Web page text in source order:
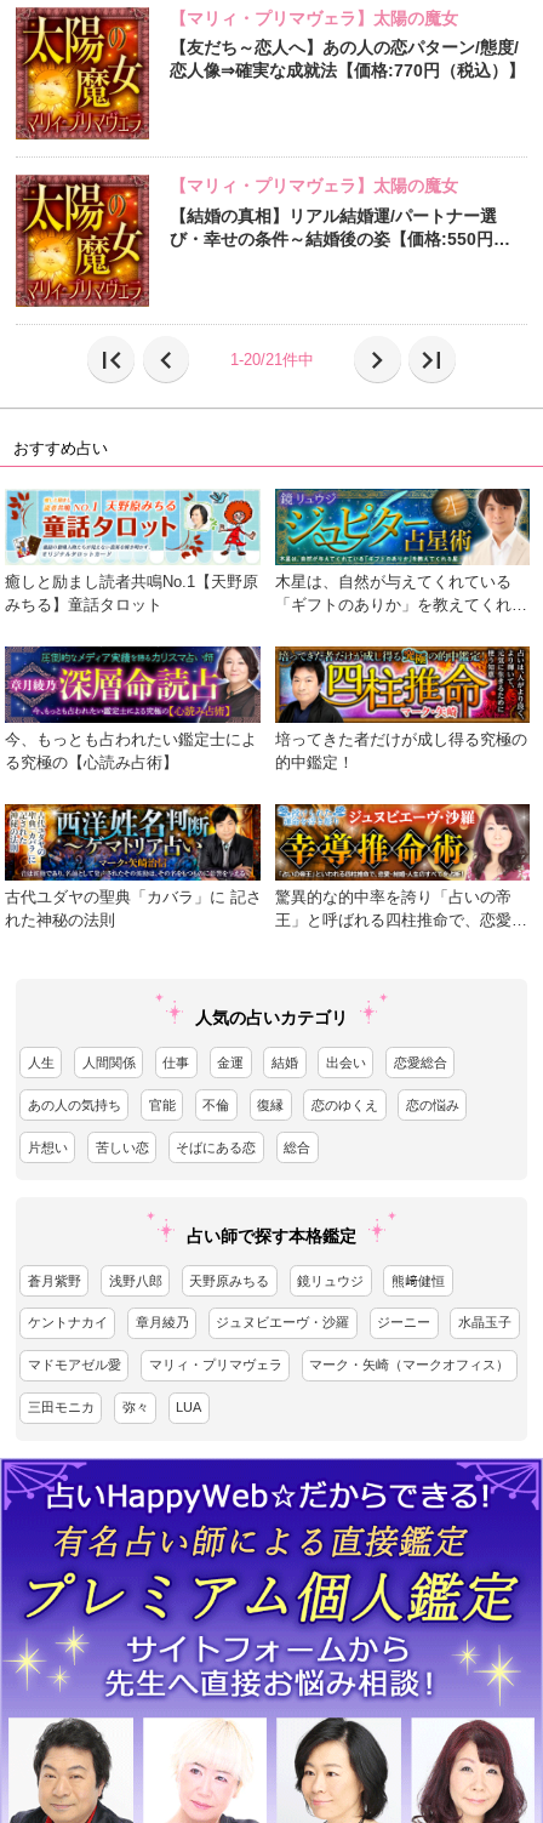
【マリィ・プリマヴェラ】太陽の魔女
【友だち～恋人へ】あの人の恋パターン/態度/
恋人像⇒確実な成就法【価格:770円（税込）】
【マリィ・プリマヴェラ】太陽の魔女
【結婚の真相】リアル結婚運/パートナー選
び・幸せの条件～結婚後の姿【価格:550円
first_page chevron_left 1-20/21件中 chevron_right last_page
おすすめ占い
癒しと励まし読者共鳴No.1【天野原
みちる】童話タロット
木星は、自然が与えてくれている
「ギフトのありか」を教えてくれる
今、もっとも占われたい鑑定士によ
る究極の【心読み占術】
培ってきた者だけが成し得る究極の
的中鑑定！
古代ユダヤの聖典「カバラ」に 記さ
れた神秘の法則
驚異的な的中率を誇り「占いの帝
王」と呼ばれる四柱推命で、恋愛・
人気の占いカテゴリ
人生 人間関係 仕事 金運 結婚 出会い 恋愛総合
あの人の気持ち 官能 不倫 復縁 恋のゆくえ 恋の悩み
片想い 苦しい恋 そばにある恋 総合
占い師で探す本格鑑定
蒼月紫野 浅野八郎 天野原みちる 鏡リュウジ 熊﨑健恒
ケントナカイ 章月綾乃 ジュヌビエーヴ・沙羅 ジーニー 水晶玉子
マドモアゼル愛 マリィ・プリマヴェラ マーク・矢崎（マークオフィス）
三田モニカ 弥々 LUA